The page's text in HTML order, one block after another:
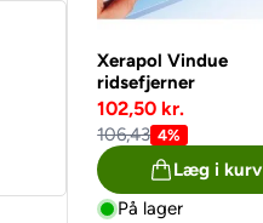
Xerapol Vindue
ridsefjerner
102,50 kr.
106,43 4%
Læg i kurv
På lager